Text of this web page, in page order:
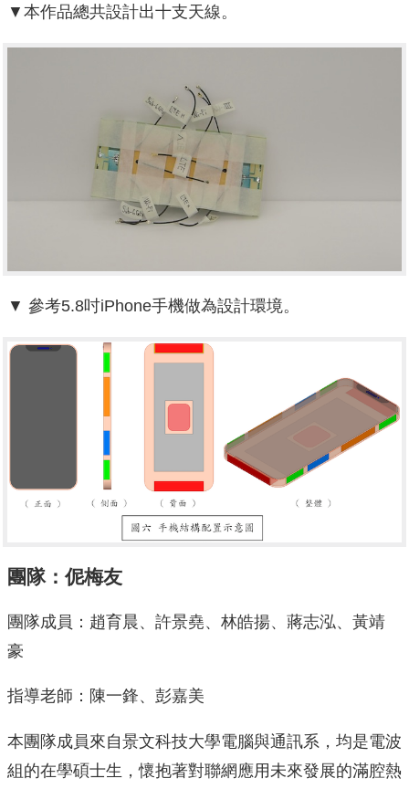
▼本作品總共設計出十支天線。
▼ 參考5.8吋iPhone手機做為設計環境。
團隊：伲梅友
團隊成員：趙育晨、許景堯、林皓揚、蔣志泓、黃靖
豪
指導老師：陳一鋒、彭嘉美
本團隊成員來自景文科技大學電腦與通訊系，均是電波
組的在學碩士生，懷抱著對聯網應用未來發展的滿腔熱